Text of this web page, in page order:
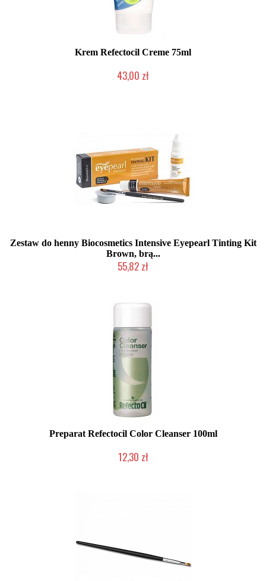
Krem Refectocil Creme 75ml
43,00 zł
Zestaw do henny Biocosmetics Intensive Eyepearl Tinting Kit
Brown, brą...
55,82 zł
Preparat Refectocil Color Cleanser 100ml
12,30 zł